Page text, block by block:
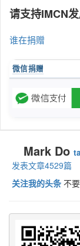
请支持IMCN发
谁在捐赠
微信捐赠
Mark Do
发表文章4529篇
关注我的头条 不